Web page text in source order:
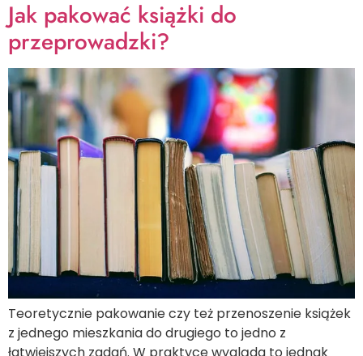
Jak pakować książki do
przeprowadzki?
Teoretycznie pakowanie czy też przenoszenie książek
z jednego mieszkania do drugiego to jedno z